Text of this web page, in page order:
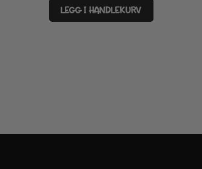
LEGG I HANDLEKURV